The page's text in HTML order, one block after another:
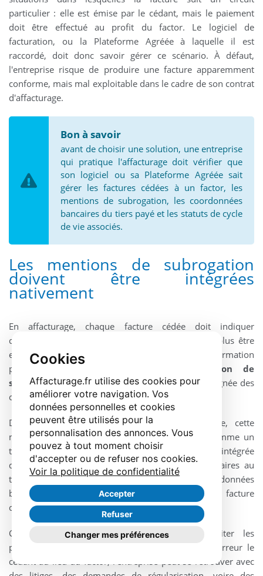
Cookies
Affacturage.fr utilise des cookies pour
améliorer votre navigation. Vos
données personnelles et cookies
peuvent être utilisés pour la
personnalisation des annonces. Vous
pouvez à tout moment choisir
d'accepter ou de refuser nos cookies.
Voir la politique de confidentialité
Accepter
Refuser
Changer mes préférences
particulier : elle est émise par le cédant, mais le paiement
doit être effectué au profit du factor. Le logiciel de
facturation, ou la Plateforme Agréée à laquelle il est
raccordé, doit donc savoir gérer ce scénario. À défaut,
l'entreprise risque de produire une facture apparemment
conforme, mais mal exploitable dans le cadre de son contrat
d'affacturage.
Bon à savoir
avant de choisir une solution, une entreprise
qui pratique l'affacturage doit vérifier que
son logiciel ou sa Plateforme Agréée sait
gérer les factures cédées à un factor, les
mentions de subrogation, les coordonnées
bancaires du tiers payé et les statuts de cycle
de vie associés.
Les mentions de subrogation
doivent être intégrées
nativement
En affacturage, chaque facture cédée doit indiquer
clairement au débiteur que le paiement ne doit plus être
effectué à l'entreprise, mais au factor. Cette information
prend généralement la forme d'une
mention de
subrogationou d'une clause de cession, accompagnée des
coordonnées de paiement du factor.
Dans un environnement de facture électronique, cette
mention ne doit pas être ajoutée uniquement comme un
texte libre ou une annotation visuelle. Elle doit être intégrée
dans le flux de facture, avec les données nécessaires au
traitement automatique : identité du factor, coordonnées
bancaires, bénéficiaire du paiement, statut de la facture
cédée et références utiles au rapprochement.
Cette structuration est indispensable pour éviter les
paiements mal dirigés. Si le débiteur règle par erreur le
cédant au lieu du factor, l'entreprise peut se retrouver avec